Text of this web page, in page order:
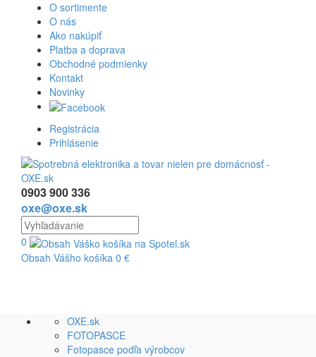
O sortimente
O nás
Ako nakúpiť
Platba a doprava
Obchodné podmienky
Kontakt
Novinky
Registrácia
Prihlásenie
0903 900 336
oxe@oxe.sk
0
Obsah Vášho košíka 0 €
OXE.sk
FOTOPASCE
Fotopasce podľa výrobcov